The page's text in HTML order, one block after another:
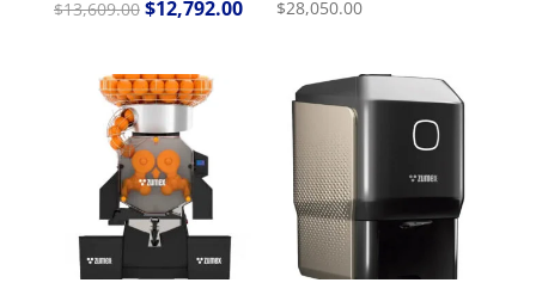
$13,609.00 Original
was:
$13,609.00.
$12,792.00Current
$12,792.00.
$28,050.00